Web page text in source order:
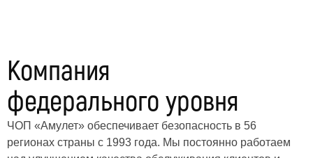
Компания
федерального уровня
ЧОП «Амулет» обеспечивает безопасность в 56
регионах страны с 1993 года. Мы постоянно работаем